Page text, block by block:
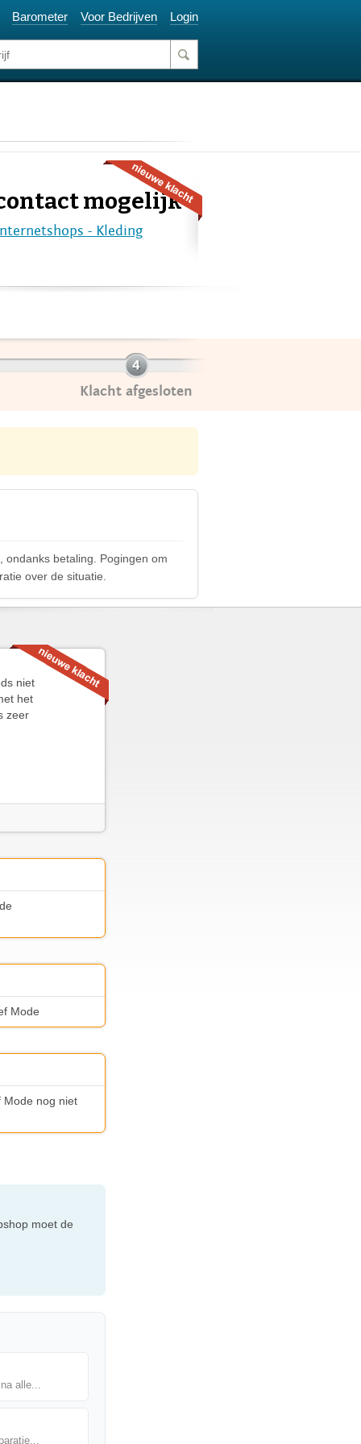
Barometer Voor Bedrijven Login
mogelijk
- Kleding
Klacht afgesloten
betaling. Pogingen om
over de situatie.
niet
het
zeer
Mode
Mode nog niet
moet de
alle...